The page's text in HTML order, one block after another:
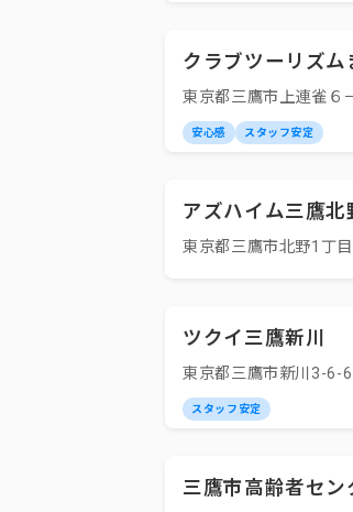
クラブツーリズ
東京都三鷹市上連雀６
安心感 スタッフ安定
アズハイム三鷹
東京都三鷹市北野1丁
ツクイ三鷹新川
東京都三鷹市新川3-6-
スタッフ安定
三鷹市高齢者セン